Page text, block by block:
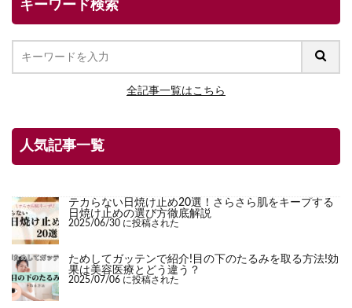
キーワード検索
全記事一覧はこちら
人気記事一覧
テカらない日焼け止め20選！さらさら肌をキープする
日焼け止めの選び方徹底解説
2025/06/30 に投稿された
ためしてガッテンで紹介!目の下のたるみを取る方法!効
果は美容医療とどう違う？
2025/07/06 に投稿された